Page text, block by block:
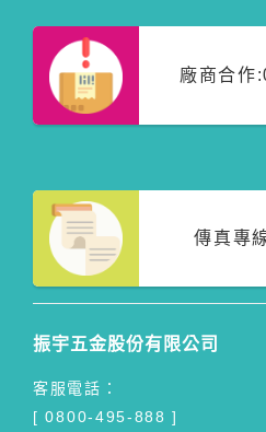
廠商合作:
傳真專
振宇五金股份有限公司
客服電話：
[ 0800-495-888 ]